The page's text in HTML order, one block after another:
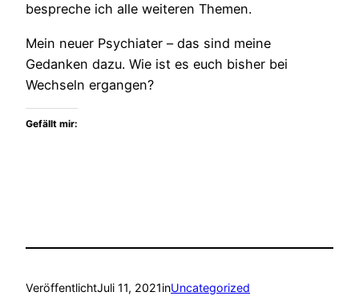
bespreche ich alle weiteren Themen.
Mein neuer Psychiater – das sind meine
Gedanken dazu. Wie ist es euch bisher bei
Wechseln ergangen?
Gefällt mir:
VeröffentlichtJuli 11, 2021inUncategorized